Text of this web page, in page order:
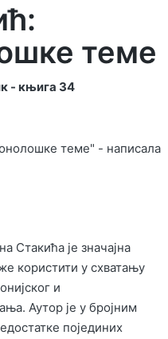
теме
- књига 34
теме" - написала
је значајна
користити у схватању
и
Аутор је у бројним
појединих